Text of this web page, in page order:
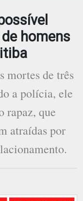
homens
mortes de três
a polícia, ele
rapaz, que
atraídas por